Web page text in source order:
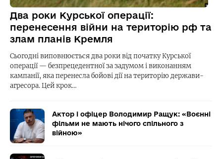
Два роки Курської операції:
перенесення війни на територію рф та
злам планів Кремля
Сьогодні виповнюється два роки від початку Курської
операції — безпрецедентної за задумом і виконанням
кампанії, яка перенесла бойові дії на територію держави-
агресора. Цей крок…
Актор і офіцер Володимир Ращук: «Воєнні
фільми не мають нічого спільного з
війною»